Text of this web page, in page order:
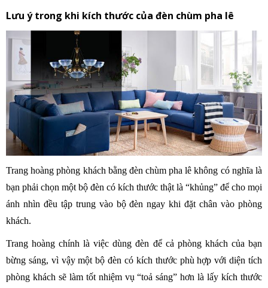
Lưu ý trong khi kích thước của đèn chùm pha lê
Trang hoàng phòng khách bằng đèn chùm pha lê không có nghĩa là
bạn phải chọn một bộ đèn có kích thước thật là “khủng” để cho mọi
ánh nhìn đều tập trung vào bộ đèn ngay khi đặt chân vào phòng
khách.
Trang hoàng chính là việc dùng đèn để cả phòng khách của bạn
bừng sáng, vì vậy một bộ đèn có kích thước phù hợp với diện tích
phòng khách sẽ làm tốt nhiệm vụ “toả sáng” hơn là lấy kích thước